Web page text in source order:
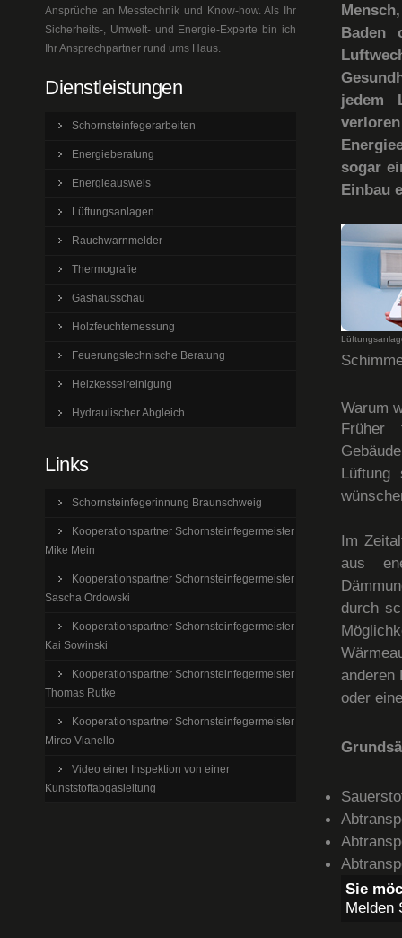
Baden
jedem
sogar
Einbau
Warum
Früher
Lüftung
Im
aus
durch
anderen
oder
Sie
Melden
Ansprüche an Messtechnik und Know-how. Als Ihr
Sicherheits-, Umwelt- und Energie-Experte bin ich
Ihr Ansprechpartner rund ums Haus.
Dienstleistungen
Schornsteinfegerarbeiten
Energieberatung
Energieausweis
Lüftungsanlagen
Rauchwarnmelder
Thermografie
Gashausschau
Holzfeuchtemessung
Feuerungstechnische Beratung
Heizkesselreinigung
Hydraulischer Abgleich
Links
Schornsteinfegerinnung Braunschweig
Kooperationspartner Schornsteinfegermeister
Mike Mein
Kooperationspartner Schornsteinfegermeister
Sascha Ordowski
Kooperationspartner Schornsteinfegermeister
Kai Sowinski
Kooperationspartner Schornsteinfegermeister
Thomas Rutke
Kooperationspartner Schornsteinfegermeister
Mirco Vianello
Video einer Inspektion von einer
Kunststoffabgasleitung